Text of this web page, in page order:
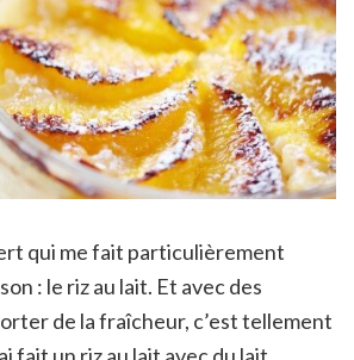
qui me fait particulièrement
: le riz au lait. Et avec des
de la fraîcheur, c’est tellement